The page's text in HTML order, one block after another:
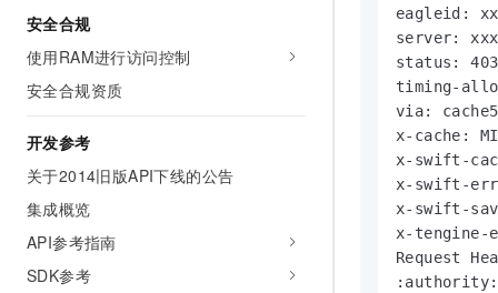
安全合规
使用RAM进行访问控制
安全合规资质
开发参考
关于2014旧版API下线的公告
集成概览
API参考指南
SDK参考
eagleid:
server: xxx
status: 403
timing-
via:
x-cache:
x-swift-
x-swift-
x-swift-
x-tengine-
Request
:authority:
10 分钟在聊天系统中
专有云